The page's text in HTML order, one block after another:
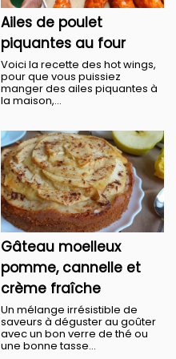
Ailes de poulet
piquantes au four
Voici la recette des hot wings,
pour que vous puissiez
manger des ailes piquantes à
la maison,...
Gâteau moelleux
pomme, cannelle et
crème fraîche
Un mélange irrésistible de
saveurs à déguster au goûter
avec un bon verre de thé ou
une bonne tasse...